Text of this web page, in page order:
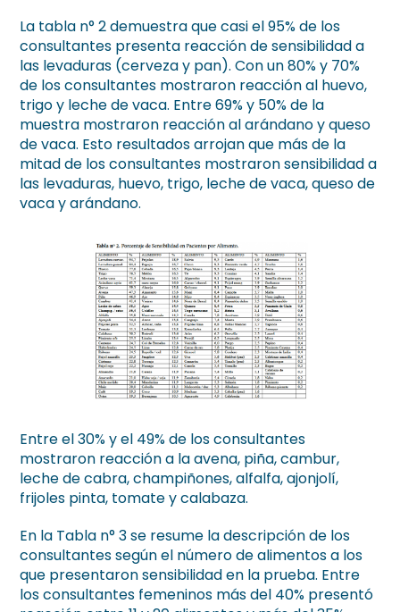
La tabla n° 2 demuestra que casi el 95% de los
consultantes presenta reacción de sensibilidad a
las levaduras (cerveza y pan). Con un 80% y 70%
de los consultantes mostraron reacción al huevo,
trigo y leche de vaca. Entre 69% y 50% de la
muestra mostraron reacción al arándano y queso
de vaca. Esto resultados arrojan que más de la
mitad de los consultantes mostraron sensibilidad a
las levaduras, huevo, trigo, leche de vaca, queso de
vaca y arándano.
Entre el 30% y el 49% de los consultantes
mostraron reacción a la avena, piña, cambur,
leche de cabra, champiñones, alfalfa, ajonjolí,
frijoles pinta, tomate y calabaza.
En la Tabla n° 3 se resume la descripción de los
consultantes según el número de alimentos a los
que presentaron sensibilidad en la prueba. Entre
los consultantes femeninos más del 40% presentó